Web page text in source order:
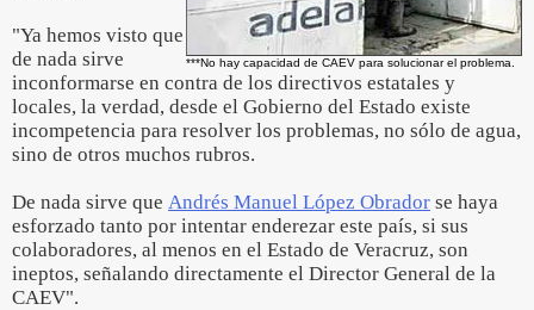
***No hay capacidad de CAEV para solucionar el problema.
"Ya hemos visto que
de nada sirve
inconformarse en contra de los directivos estatales y
locales, la verdad, desde el Gobierno del Estado existe
incompetencia para resolver los problemas, no sólo de agua,
sino de otros muchos rubros.
De nada sirve que Andrés Manuel López Obrador se haya
esforzado tanto por intentar enderezar este país, si sus
colaboradores, al menos en el Estado de Veracruz, son
ineptos, señalando directamente el Director General de la
CAEV".